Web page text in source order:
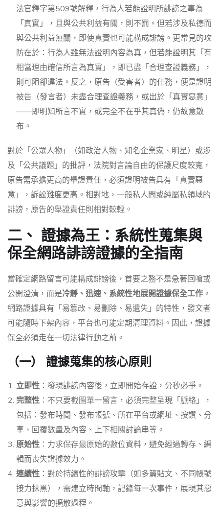
法官釋字第509號解釋，行為人若能證明所誹謗之事為
「真實」，且與公共利益有關，則不罰。但若涉及私德而
與公共利益無關，即使真實也可能構成誹謗。更常見的攻
防在於：行為人雖無法證明內容為真，但若能證明其「有
相當理由確信所言為真實」，即已盡「合理查證義務」，
則可阻卻違法。反之，原告（受害者）的任務，便是證明
被告（發言者）未盡合理查證義務，或出於「真實惡意」
——即明知所言不實，或完全不在乎其真偽，仍故意散
布。
對於「公眾人物」（如政治人物、知名企業家、明星）或涉
及「公共議題」的批評，法院對言論自由的保護尺度較寬，
原告需承擔更高的舉證責任，必須證明被告具有「真實惡
意」，訴訟難度更高。相對地，一般私人間或純屬私領域的
誹謗，原告的舉證責任則相對較輕。
二、 證據為王：系統性蒐集與
保全網路誹謗證據的全指南
當確定網路留言可能構成誹謗後，首要之務不是急著回嗆或
公開澄清，而是冷靜、迅速、系統性地展開證據保全工作 。
網路證據具有「易篡改、易刪除、易遺失」的特性，發文者
可能隨時下架內容，平台也可能定期清理資料。因此，證據
保全必須走在一切法律行動之前。
（一） 證據蒐集的核心原則
立即性 ：發現誹謗內容後，立即開始存證，分秒必爭。
完整性 ：不只要截圖單一留言，必須完整呈現「脈絡」，
包括：發布時間、發布帳號、所在平台或網址、按讚、分
享、回覆數量及內容、上下相關討論串等。
原始性 ：力求保存最原始的數位資料，避免經過轉存、編
輯而喪失證據效力。
連續性 ：對於持續性的誹謗攻擊（如多篇貼文、不同帳號
接力抹黑），需建立時間軸，記錄每一次事件，展現其惡
意與影響的擴散過程。